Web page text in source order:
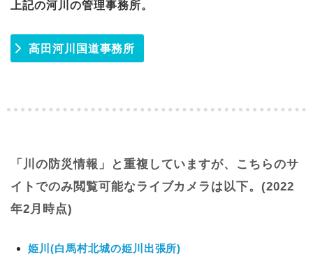
上記の河川の管理事務所。
高田河川国道事務所
「川の防災情報」と重複していますが、こちらのサ
イトでのみ閲覧可能なライブカメラは以下。(2022
年2月時点)
姫川(白馬村北城の姫川出張所)